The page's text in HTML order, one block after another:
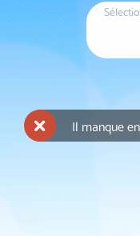
Il manque